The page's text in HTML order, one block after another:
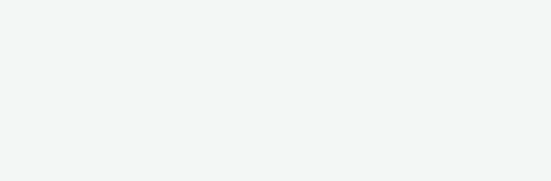
Das zeigt eine Studie über die Auswirkungen von